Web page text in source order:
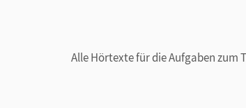
Alle Hörtexte für die Aufgaben zum